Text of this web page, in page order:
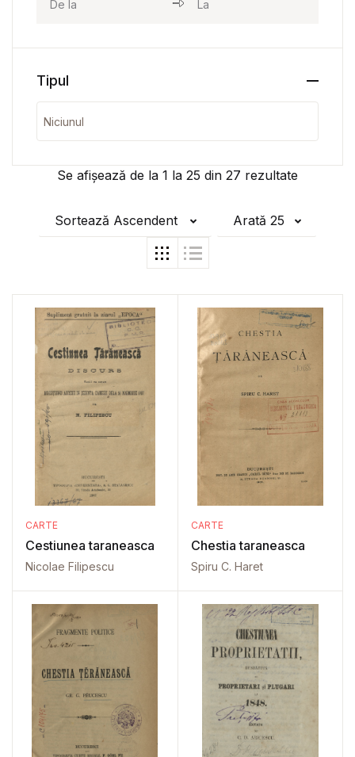
Se afișează de la 1 la 25 din 27 rezultate
Sortează Ascendent Arată 25
CARTE
Cestiunea taraneasca
Nicolae Filipescu
CARTE
Chestia taraneasca
Spiru C. Haret
Tipul